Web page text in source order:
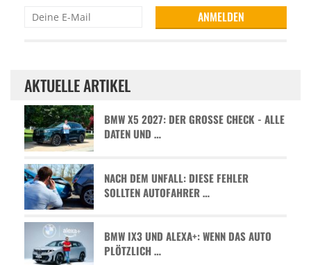
AKTUELLE ARTIKEL
BMW X5 2027: DER GROSSE CHECK - ALLE D
ATEN UND …
NACH DEM UNFALL: DIESE FEHLER
SOLLTEN AUTOFAHRER …
BMW IX3 UND ALEXA+: WENN DAS AUTO
PLÖTZLICH …